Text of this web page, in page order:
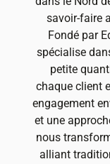
savoir-faire
Fondé par
spécialise
petite
chaque client
engagement
et une
nous
alliant